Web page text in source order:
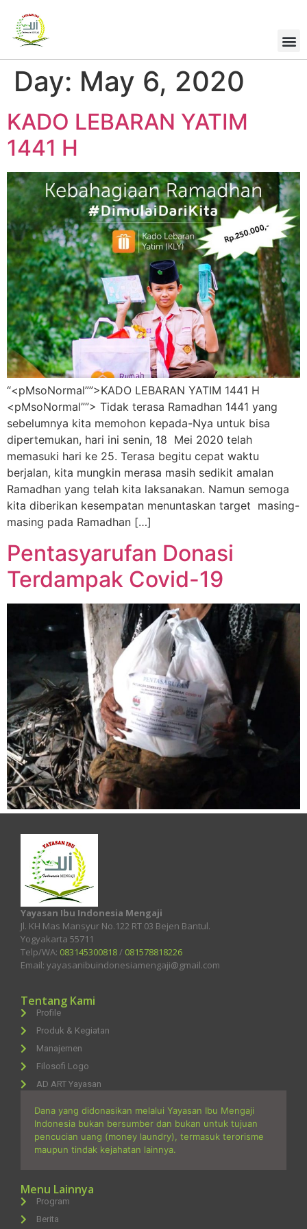
Day: May 6, 2020
KADO LEBARAN YATIM
1441 H
“<pMsoNormal””>KADO LEBARAN YATIM 1441 H
<pMsoNormal””> Tidak terasa Ramadhan 1441 yang
sebelumnya kita memohon kepada-Nya untuk bisa
dipertemukan, hari ini senin, 18 Mei 2020 telah
memasuki hari ke 25. Terasa begitu cepat waktu
berjalan, kita mungkin merasa masih sedikit amalan
Ramadhan yang telah kita laksanakan. Namun semoga
kita diberikan kesempatan menuntaskan target masing-
masing pada Ramadhan […]
Pentasyarufan Donasi
Terdampak Covid-19
Yayasan Ibu Indonesia Mengaji
Jl. KH Mas Mansyur No.122 RT 03 Bejen Bantul.
Yogyakarta 55711
Telp/WA: 083145300818/ 081578818226
Email: yayasanibuindonesiamengaji@gmail.com
Tentang Kami
Profile
Produk & Kegiatan
Manajemen
Filosofi Logo
AD ART Yayasan
Dana yang didonasikan melalui Yayasan Ibu Mengaji
Indonesia bukan bersumber dan bukan untuk tujuan
pencucian uang (money laundry), termasuk terorisme
maupun tindak kejahatan lainnya.
Menu Lainnya
Program
Berita